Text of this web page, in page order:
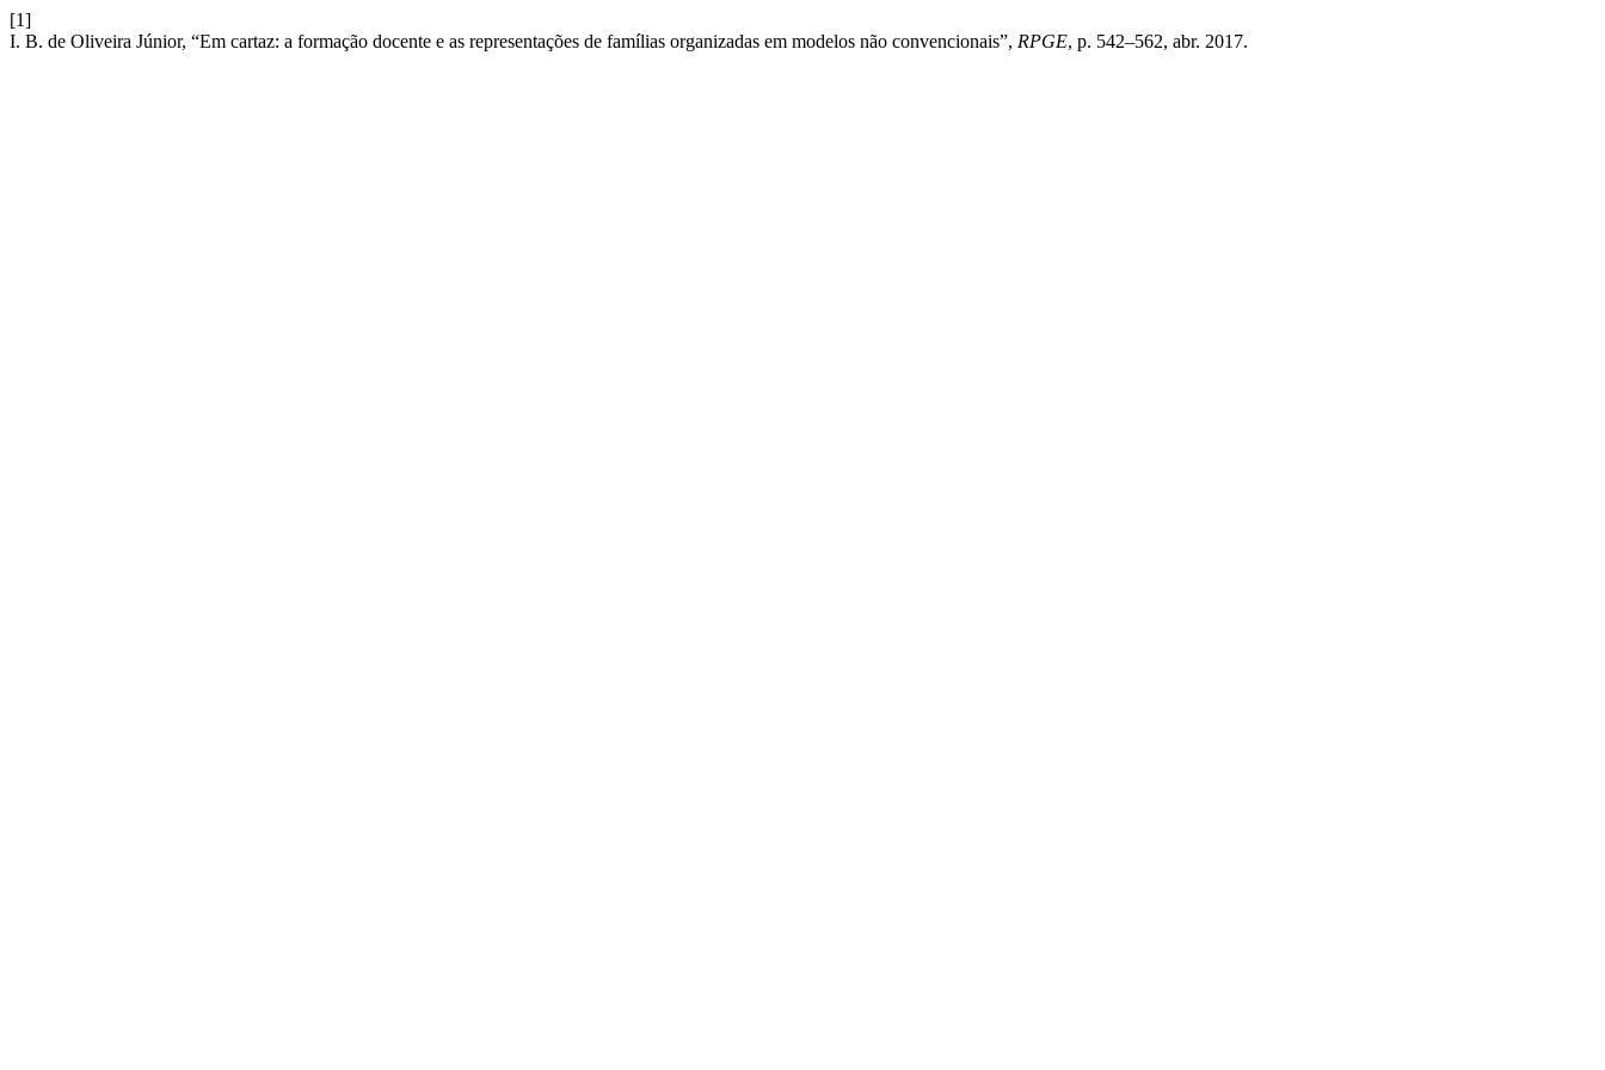
[1]
I. B. de Oliveira Júnior, “Em cartaz: a formação docente e as representações de famílias organizadas em modelos não convencionais”, RPGE, p. 542–562, abr. 2017.